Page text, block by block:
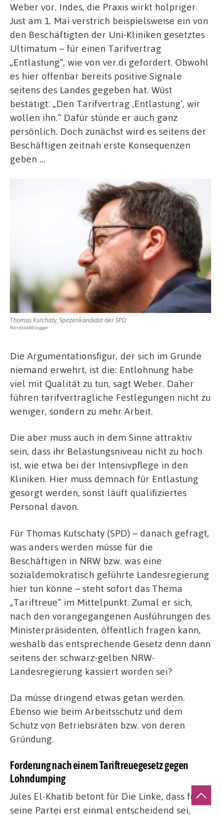
Weber vor. Indes, die Praxis wirkt holpriger.
Just am 1. Mai verstrich beispielsweise ein von
den Beschäftigten der Uni-Kliniken gesetztes
Ultimatum – für einen Tarifvertrag
„Entlastung“, wie von ver.di gefordert. Obwohl
es hier offenbar bereits positive Signale
seitens des Landes gegeben hat. Wüst
bestätigt: „Den Tarifvertrag ‚Entlastung‘, wir
wollen ihn.“ Dafür stünde er auch ganz
persönlich. Doch zunächst wird es seitens der
Beschäftigen zeitnah erste Konsequenzen
geben …
Thomas Kutchaty, Spitzenkandidat der SPD
Nordstadtblogger
Die Argumentationsfigur, der sich im Grunde
niemand erwehrt, ist die: Entlohnung habe
viel mit Qualität zu tun, sagt Weber. Daher
führen tarifvertragliche Festlegungen nicht zu
weniger, sondern zu mehr Arbeit.
Die aber muss auch in dem Sinne attraktiv
sein, dass ihr Belastungsniveau nicht zu hoch
ist, wie etwa bei der Intensivpflege in den
Kliniken. Hier muss demnach für Entlastung
gesorgt werden, sonst läuft qualifiziertes
Personal davon.
Für Thomas Kutschaty (SPD) – danach gefragt,
was anders werden müsse für die
Beschäftigen in NRW bzw. was eine
sozialdemokratisch geführte Landesregierung
hier tun könne – steht sofort das Thema
„Tariftreue“ im Mittelpunkt. Zumal er sich,
nach den vorangegangenen Ausführungen des
Ministerpräsidenten, öffentlich fragen kann,
weshalb das entsprechende Gesetz denn dann
seitens der schwarz-gelben NRW-
Landesregierung kassiert worden sei?
Da müsse dringend etwas getan werden.
Ebenso wie beim Arbeitsschutz und dem
Schutz von Betriebsräten bzw. von deren
Gründung.
Forderung nach einem Tariftreuegesetz gegen
Lohndumping
Jules El-Khatib betont für Die Linke, dass für
seine Partei erst einmal entscheidend sei,